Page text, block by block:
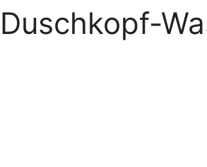
Duschkopf-